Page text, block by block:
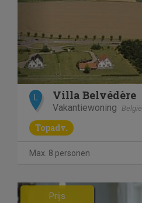
L Villa Belvédère
Vakantiewoning België
Topadv.
Max. 8 personen
Previous
Prijs